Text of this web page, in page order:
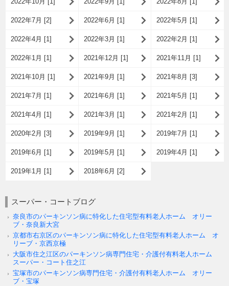
2022年7月 [2] 2022年6月 [1] 2022年5月 [1]
2022年4月 [1] 2022年3月 [1] 2022年2月 [1]
2022年1月 [1] 2021年12月 [1] 2021年11月 [1]
2021年10月 [1] 2021年9月 [1] 2021年8月 [3]
2021年7月 [1] 2021年6月 [1] 2021年5月 [1]
2021年4月 [1] 2021年3月 [1] 2021年2月 [1]
2020年2月 [3] 2019年9月 [1] 2019年7月 [1]
2019年6月 [1] 2019年5月 [1] 2019年4月 [1]
2019年1月 [1] 2018年6月 [2]
スーパー・コートブログ
奈良市のパーキンソン病に特化した住宅型有料老人ホーム オリー
ブ・奈良新大宮
京都市右京区のパーキンソン病に特化した住宅型有料老人ホーム オ
リーブ・京西京極
大阪市住之江区のパーキンソン病専門住宅・介護付有料老人ホーム
スーパー・コート住之江
宝塚市のパーキンソン病専門住宅・介護付有料老人ホーム オリー
ブ・宝塚